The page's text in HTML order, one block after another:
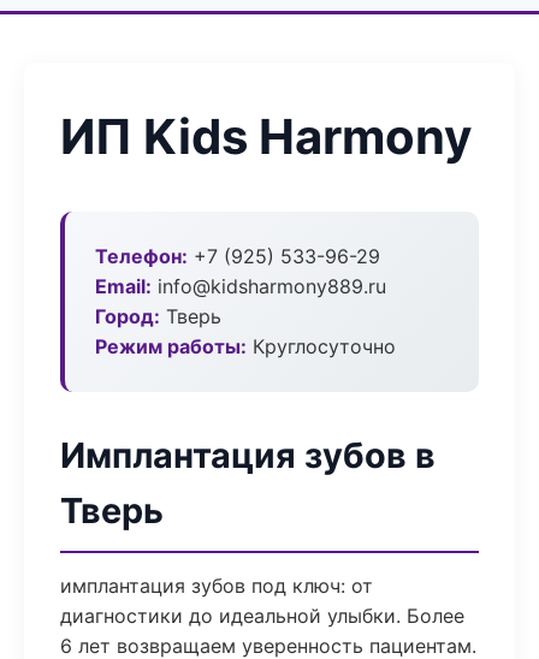
ИП Kids Harmony
Телефон: +7 (925) 533-96-29
Email: info@kidsharmony889.ru
Город: Тверь
Режим работы: Круглосуточно
Имплантация зубов в
Тверь
имплантация зубов под ключ: от
диагностики до идеальной улыбки. Более
6 лет возвращаем уверенность пациентам.